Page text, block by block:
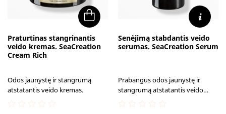
Praturtinas stangrinantis
veido kremas. SeaCreation
Cream Rich
Odos jaunystę ir stangrumą
atstatantis veido kremas.
Senėjimą stabdantis veido
serumas. SeaCreation Serum
Prabangus odos jaunystę ir
stangrumą atstatantis veido